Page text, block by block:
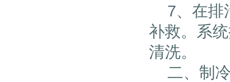
7、在排
补救。系
清洗。
二、制冷